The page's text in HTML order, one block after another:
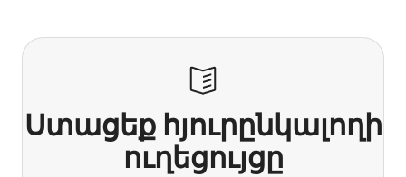
Ստացեք հյուրընկալողի
ուղեցույցը